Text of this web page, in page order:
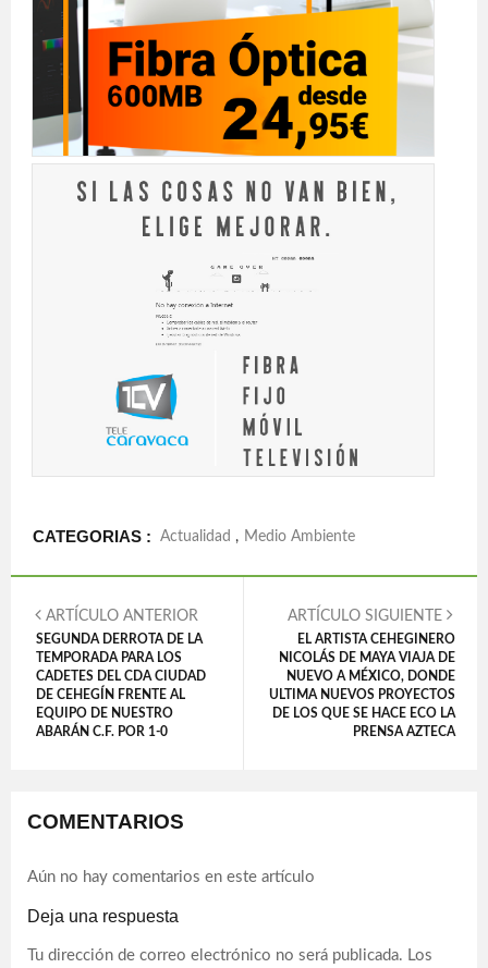
CATEGORIAS : Actualidad , Medio Ambiente
ARTÍCULO ANTERIOR
SEGUNDA DERROTA DE LA
TEMPORADA PARA LOS
CADETES DEL CDA CIUDAD
DE CEHEGÍN FRENTE AL
EQUIPO DE NUESTRO
ABARÁN C.F. POR 1-0
ARTÍCULO SIGUIENTE
EL ARTISTA CEHEGINERO
NICOLÁS DE MAYA VIAJA DE
NUEVO A MÉXICO, DONDE
ULTIMA NUEVOS PROYECTOS
DE LOS QUE SE HACE ECO LA
PRENSA AZTECA
COMENTARIOS
Aún no hay comentarios en este artículo
Deja una respuesta
Tu dirección de correo electrónico no será publicada. Los